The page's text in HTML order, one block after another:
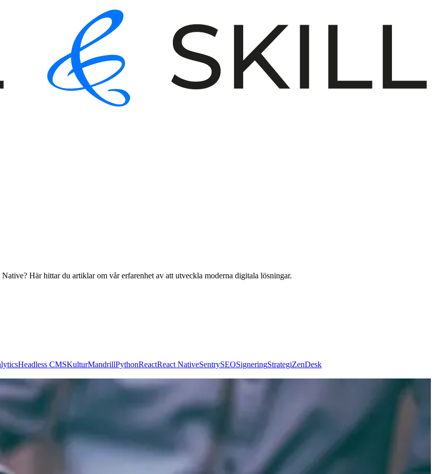
Här hittar du artiklar om vår erfarenhet av att utveckla moderna digitala lösningar.
Headless CMSKulturMandrillPythonReactReact NativeSentrySEOSigneringStrategiZenDesk